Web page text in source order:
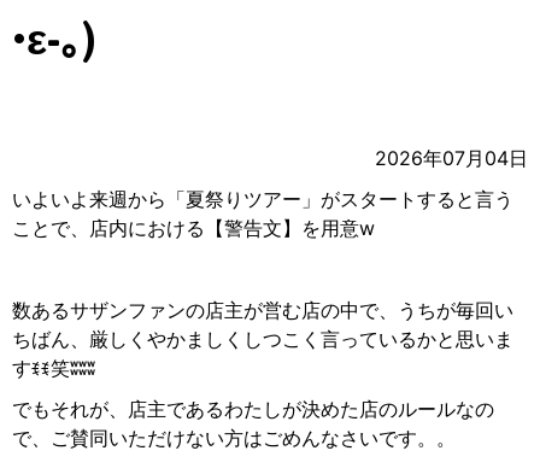
•ε-｡)
2026年07月04日
いよいよ来週から「夏祭りツアー」がスタートすると言う
ことで、店内における【警告文】を用意w
数あるサザンファンの店主が営む店の中で、うちが毎回い
ちばん、厳しくやかましくしつこく言っているかと思いま
すꉂꉂ笑ʬʬʬ
でもそれが、店主であるわたしが決めた店のルールなの
で、ご賛同いただけない方はごめんなさいです。。